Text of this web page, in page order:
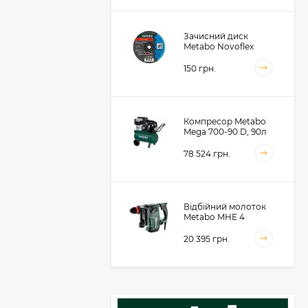
Зачисний диск
Metabo Novoflex
(616468000)
150 грн.
Компресор Metabo
Mega 700-90 D, 90л
78 524 грн.
Відбійний молоток
Metabo MHE 4
20 395 грн.
фрезер для обробки